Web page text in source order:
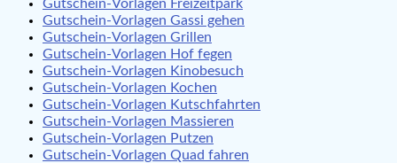
Gutschein-Vorlagen Freizeitpark
Gutschein-Vorlagen Gassi gehen
Gutschein-Vorlagen Grillen
Gutschein-Vorlagen Hof fegen
Gutschein-Vorlagen Kinobesuch
Gutschein-Vorlagen Kochen
Gutschein-Vorlagen Kutschfahrten
Gutschein-Vorlagen Massieren
Gutschein-Vorlagen Putzen
Gutschein-Vorlagen Quad fahren